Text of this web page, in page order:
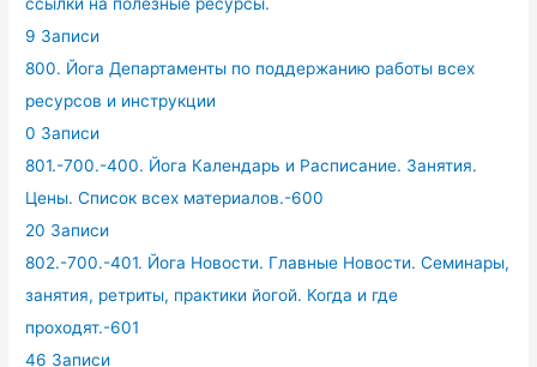
9 Записи
800. Йога Департаменты по поддержанию работы всех
ресурсов и инструкции
0 Записи
801.-700.-400. Йога Календарь и Расписание. Занятия.
Цены. Список всех материалов.-600
20 Записи
802.-700.-401. Йога Новости. Главные Новости. Семинары,
занятия, ретриты, практики йогой. Когда и где
проходят.-601
46 Записи